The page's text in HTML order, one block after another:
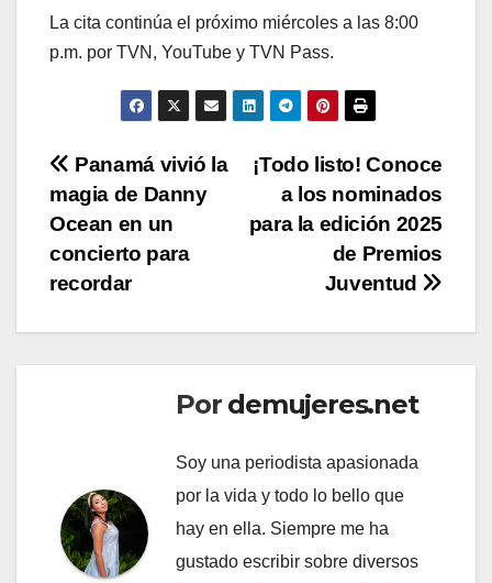
La cita continúa el próximo miércoles a las 8:00
p.m. por TVN, YouTube y TVN Pass.
Navegación
de
entradas
¡Todo listo! Conoce
a los nominados
para la edición 2025
de Premios
Juventud
Panamá vivió la
magia de Danny
Ocean en un
concierto para
recordar
Por demujeres.net
Soy una periodista apasionada
por la vida y todo lo bello que
hay en ella. Siempre me ha
gustado escribir sobre diversos